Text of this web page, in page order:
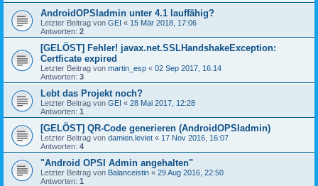
AndroidOPSIadmin unter 4.1 lauffähig?
Letzter Beitrag von GEI « 15 Mär 2018, 17:06
Antworten: 2
[GELÖST] Fehler! javax.net.SSLHandshakeException:
Certficate expired
Letzter Beitrag von martin_esp « 02 Sep 2017, 16:14
Antworten: 3
Lebt das Projekt noch?
Letzter Beitrag von GEI « 28 Mai 2017, 12:28
Antworten: 1
[GELÖST] QR-Code generieren (AndroidOPSIadmin)
Letzter Beitrag von damien.leviet « 17 Nov 2016, 16:07
Antworten: 4
"Android OPSI Admin angehalten"
Letzter Beitrag von Balanceistin « 29 Aug 2016, 22:50
Antworten: 1